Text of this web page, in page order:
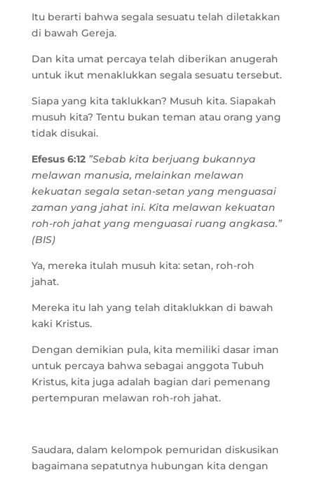
Itu berarti bahwa segala sesuatu telah diletakkan
di bawah Gereja.
Dan kita umat percaya telah diberikan anugerah
untuk ikut menaklukkan segala sesuatu tersebut.
Siapa yang kita taklukkan? Musuh kita. Siapakah
musuh kita? Tentu bukan teman atau orang yang
tidak disukai.
Efesus 6:12”Sebab kita berjuang bukannya
melawan manusia, melainkan melawan
kekuatan segala setan-setan yang menguasai
zaman yang jahat ini. Kita melawan kekuatan
roh-roh jahat yang menguasai ruang angkasa.”
(BIS)
Ya, mereka itulah musuh kita: setan, roh-roh
jahat.
Mereka itu lah yang telah ditaklukkan di bawah
kaki Kristus.
Dengan demikian pula, kita memiliki dasar iman
untuk percaya bahwa sebagai anggota Tubuh
Kristus, kita juga adalah bagian dari pemenang
pertempuran melawan roh-roh jahat.
Saudara, dalam kelompok pemuridan diskusikan
bagaimana sepatutnya hubungan kita dengan